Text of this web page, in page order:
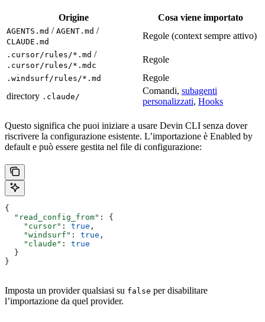
Origine Cosa viene importato
AGENTS.md / AGENT.md /
CLAUDE.md
Regole (context sempre attivo)
.cursor/rules/*.md /
.cursor/rules/*.mdc
Regole
.windsurf/rules/*.md
Regole
directory .claude/
Comandi, subagenti
personalizzati, Hooks
Questo significa che puoi iniziare a usare Devin CLI senza dover
riscrivere la configurazione esistente. L’importazione è Enabled by
default e può essere gestita nel file di configurazione:
{
  "read_config_from"
: {
    "cursor"
: true ,
    "windsurf"
: true ,
    "claude"
: true
  }
}
Imposta un provider qualsiasi su false per disabilitare
l’importazione da quel provider.